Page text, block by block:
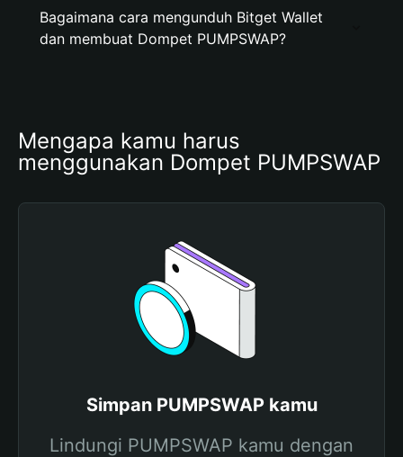
Bagaimana cara mengunduh Bitget Wallet
dan membuat Dompet PUMPSWAP?
Mengapa kamu harus
menggunakan Dompet PUMPSWAP
Simpan PUMPSWAP kamu
Lindungi PUMPSWAP kamu dengan